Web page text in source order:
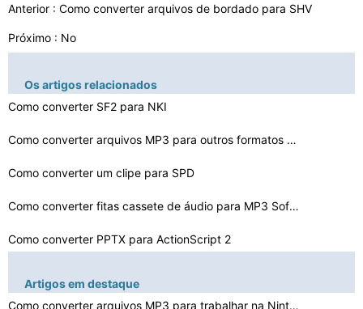
Anterior : Como converter arquivos de bordado para SHV
Próximo : No
Os artigos relacionados
Como converter SF2 para NKI
Como converter arquivos MP3 para outros formatos de áu…
Como converter um clipe para SPD
Como converter fitas cassete de áudio para MP3 Softwar…
Como converter PPTX para ActionScript 2
Como converter CD de música para o formato MP3 Com o M…
Artigos em destaque
Como converter arquivos MP3 para trabalhar na Nintendo …